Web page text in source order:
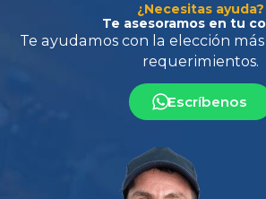
¿Necesitas ayuda?
Te asesoramos en tu
Escríbenos